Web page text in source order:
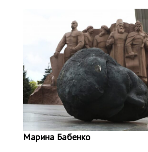
Марина Бабенко